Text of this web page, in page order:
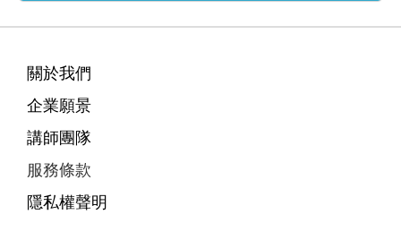
關於我們
企業願景
講師團隊
服務條款
隱私權聲明